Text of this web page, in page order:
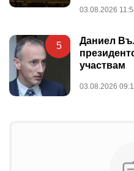
03.08.2026
5
Даниел
участвам
03.08.2026